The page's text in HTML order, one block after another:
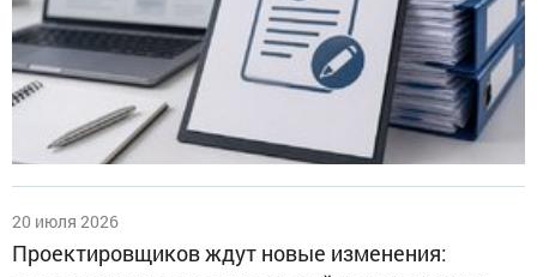
20 июля 2026
Проектировщиков ждут новые изменения: